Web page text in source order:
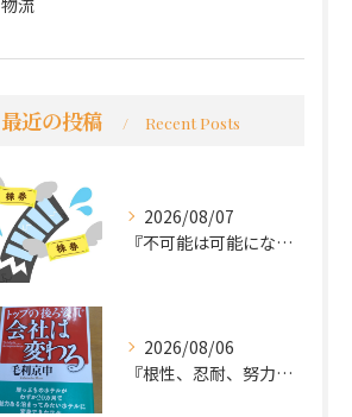
物流
最近の投稿 Recent Posts
2026/08/07
『不可能は可能になる』
2026/08/06
『根性、忍耐、努力という言葉は死語なのか』